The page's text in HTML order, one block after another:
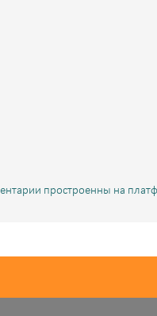
простроенны на